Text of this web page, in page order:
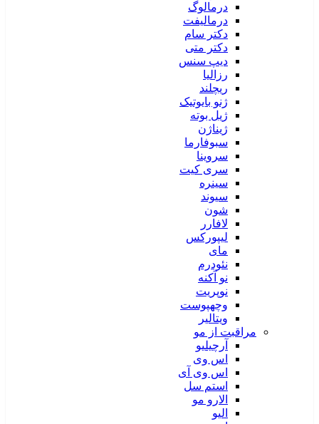
درمالوگ
درمالیفت
دکتر سام
دکتر متی
دیپ سنس
رزالیا
ریچلند
ژنو بایوتیک
ژیل بوته
ژیناژن
سبوفارما
سروینا
سری کیت
سینره
سیوند
شون
لافارر
لیپورکس
مای
نئودرم
نو آکنه
نوپریت
وچهپوست
ویتالیر
مراقبت از مو
آرچیلیو
اس وی
اس وی آی
استم سل
الارو مو
الیو